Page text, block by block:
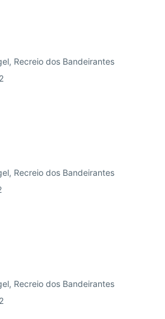
Recreio dos Bandeirantes
2
Recreio dos Bandeirantes
Recreio dos Bandeirantes
2